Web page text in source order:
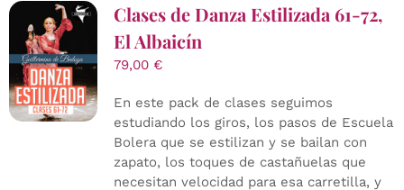
Clases de Danza Estilizada 61-72,
El Albaicín
79,00 €
En este pack de clases seguimos
estudiando los giros, los pasos de Escuela
Bolera que se estilizan y se bailan con
zapato, los toques de castañuelas que
necesitan velocidad para esa carretilla, y